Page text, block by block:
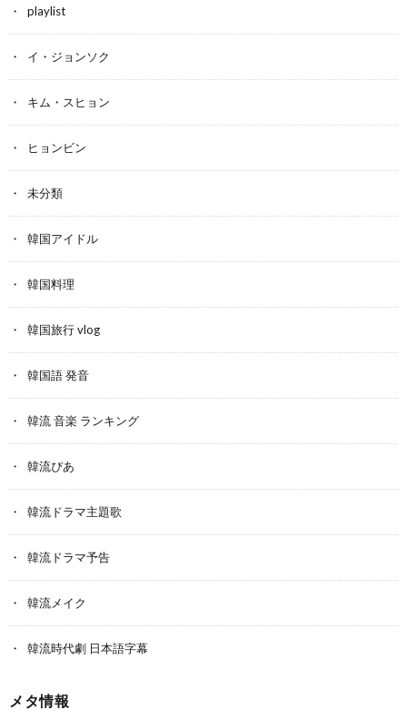
playlist
イ・ジョンソク
キム・スヒョン
ヒョンビン
未分類
韓国アイドル
韓国料理
韓国旅行 vlog
韓国語 発音
韓流 音楽 ランキング
韓流ぴあ
韓流ドラマ主題歌
韓流ドラマ予告
韓流メイク
韓流時代劇 日本語字幕
メタ情報